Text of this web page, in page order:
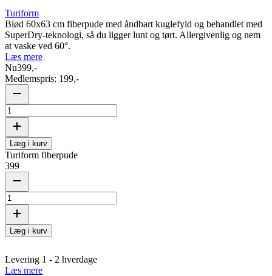
Turiform
Blød 60x63 cm fiberpude med åndbart kuglefyld og behandlet med
SuperDry-teknologi, så du ligger lunt og tørt. Allergivenlig og nem
at vaske ved 60°.
Læs mere
Nu399,-
Medlemspris: 199,-
Læg i kurv
Turiform fiberpude
399
Læg i kurv
Levering 1 - 2 hverdage
Læs mere